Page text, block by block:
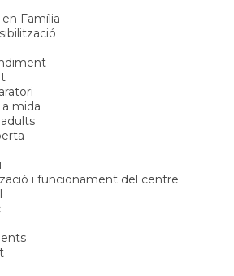
Família
mida
i funcionament del centre